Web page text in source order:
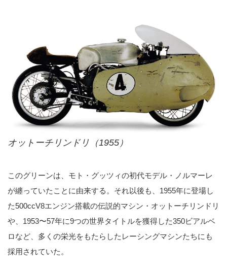
オットーチリンドリ（1955）
このグリーンは、モト・グッツィの初代モデル・ノルマーレ
が纏っていたことに由来する。それ以後も、1955年に登場し
た500ccV8エンジン搭載の伝説的マシン・オットーチリンドリ
や、1953〜57年に9つの世界タイトルを獲得した350ビアルベ
ロなど、多くの栄光をもたらしたレーシングマシンたちにも
採用されていた。